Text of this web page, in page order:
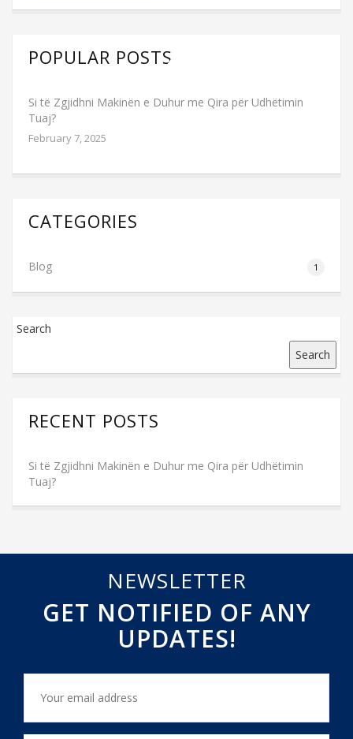
POPULAR POSTS
Si të Zgjidhni Makinën e Duhur me Qira për Udhëtimin
Tuaj?
February 7, 2025
CATEGORIES
Blog 1
Search
Search
RECENT POSTS
Si të Zgjidhni Makinën e Duhur me Qira për Udhëtimin
Tuaj?
NEWSLETTER
GET NOTIFIED OF ANY
UPDATES!